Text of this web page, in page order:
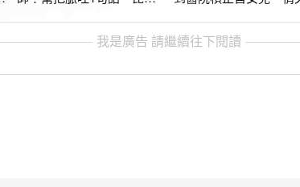
我是廣告 請繼續往下閱讀